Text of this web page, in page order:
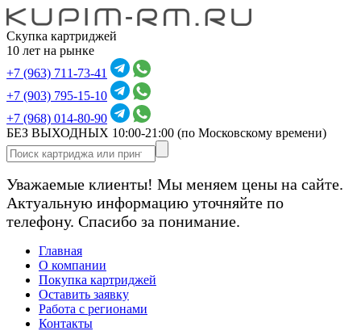
Скупка картриджей
10 лет на рынке
+7 (963) 711-73-41
+7 (903) 795-15-10
+7 (968) 014-80-90
БЕЗ ВЫХОДНЫХ 10:00-21:00 (по Московскому времени)
Уважаемые клиенты! Мы меняем цены на сайте.
Актуальную информацию уточняйте по
телефону. Спасибо за понимание.
Главная
О компании
Покупка картриджей
Оставить заявку
Работа с регионами
Контакты